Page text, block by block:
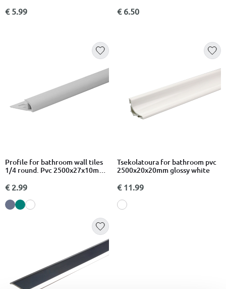
€ 5.99 € 6.50
Profile for bathroom wall tiles
1/4 round. Pvc 2500x27x10mm
€ 2.99
Tsekolatoura for bathroom pvc
2500x20x20mm glossy white
€ 11.99